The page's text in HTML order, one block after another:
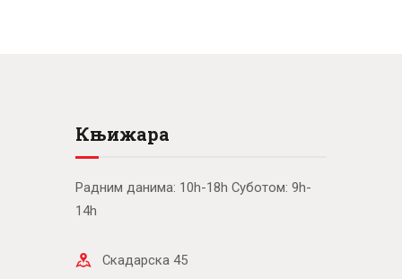
Књижара
Радним данима: 10h-18h Суботом: 9h-
14h
Скадарска 45